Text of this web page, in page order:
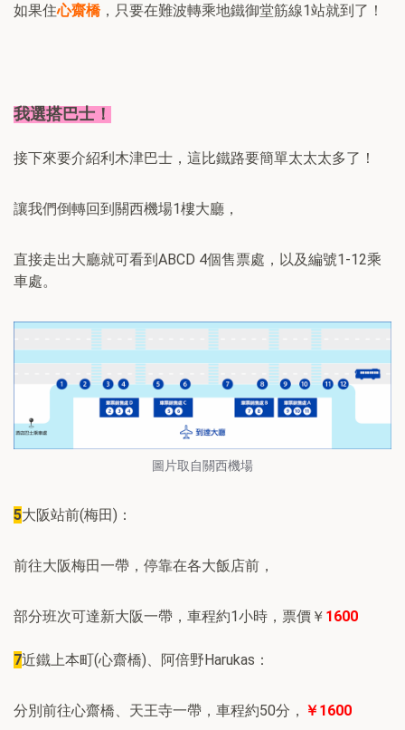
如果住心齋橋，只要在難波轉乘地鐵御堂筋線1站就到了！
我選搭巴士！
接下來要介紹利木津巴士，這比鐵路要簡單太太太多了！
讓我們倒轉回到關西機場1樓大廳，
直接走出大廳就可看到ABCD 4個售票處，以及編號1-12乘
車處。
圖片取自關西機場
5大阪站前(梅田)：
前往大阪梅田一帶，停靠在各大飯店前，
部分班次可達新大阪一帶，車程約1小時，票價￥ 1600
7近鐵上本町(心齋橋)、阿倍野Harukas：
分別前往心齋橋、天王寺一帶，車程約50分， ￥1600